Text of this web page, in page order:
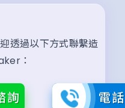
透過以下方式聯繫造
：
詢 電